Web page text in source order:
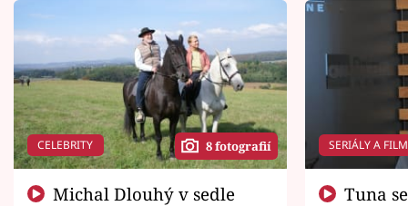
CELEBRITY 8 fotografií SERIÁLY A